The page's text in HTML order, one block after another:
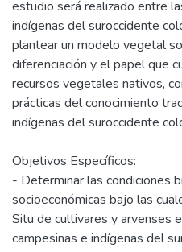
estudio será realizado entre
indígenas del suroccidente
plantear un modelo vegetal
diferenciación y el papel que
recursos vegetales nativos,
prácticas del conocimiento
indígenas del suroccidente
Objetivos Específicos:
- Determinar las condiciones
socioeconómicas bajo las
Situ de cultivares y arvenses
campesinas e indígenas del